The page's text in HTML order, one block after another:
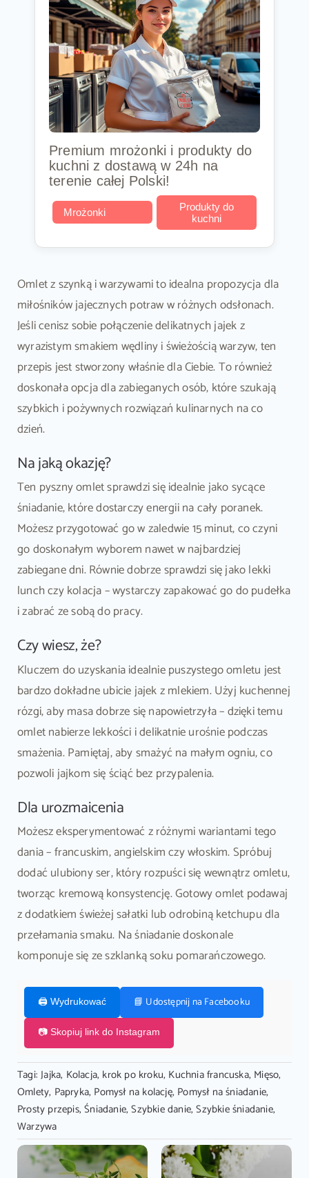
Premium mrożonki i produkty do
kuchni z dostawą w 24h na
terenie całej Polski!
Mrożonki
Produkty do
kuchni
Omlet z szynką i warzywami to idealna propozycja dla
miłośników jajecznych potraw w różnych odsłonach.
Jeśli cenisz sobie połączenie delikatnych jajek z
wyrazistym smakiem wędliny i świeżością warzyw, ten
przepis jest stworzony właśnie dla Ciebie. To również
doskonała opcja dla zabieganych osób, które szukają
szybkich i pożywnych rozwiązań kulinarnych na co
dzień.
Na jaką okazję?
Ten pyszny omlet sprawdzi się idealnie jako sycące
śniadanie, które dostarczy energii na cały poranek.
Możesz przygotować go w zaledwie 15 minut, co czyni
go doskonałym wyborem nawet w najbardziej
zabiegane dni. Równie dobrze sprawdzi się jako lekki
lunch czy kolacja – wystarczy zapakować go do pudełka
i zabrać ze sobą do pracy.
Czy wiesz, że?
Kluczem do uzyskania idealnie puszystego omletu jest
bardzo dokładne ubicie jajek z mlekiem. Użyj kuchennej
rózgi, aby masa dobrze się napowietrzyła – dzięki temu
omlet nabierze lekkości i delikatnie urośnie podczas
smażenia. Pamiętaj, aby smażyć na małym ogniu, co
pozwoli jajkom się ściąć bez przypalenia.
Dla urozmaicenia
Możesz eksperymentować z różnymi wariantami tego
dania – francuskim, angielskim czy włoskim. Spróbuj
dodać ulubiony ser, który rozpuści się wewnątrz omletu,
tworząc kremową konsystencję. Gotowy omlet podawaj
z dodatkiem świeżej sałatki lub odrobiną ketchupu dla
przełamania smaku. Na śniadanie doskonale
komponuje się ze szklanką soku pomarańczowego.
🖨️ Wydrukować 📘 Udostępnij na Facebooku
📷 Skopiuj link do Instagram
Tagi:Jajka, Kolacja, krok po kroku, Kuchnia francuska, Mięso,
Omlety, Papryka, Pomysł na kolację, Pomysł na śniadanie,
Prosty przepis,Śniadanie,Szybkie danie,Szybkie śniadanie,
Warzywa